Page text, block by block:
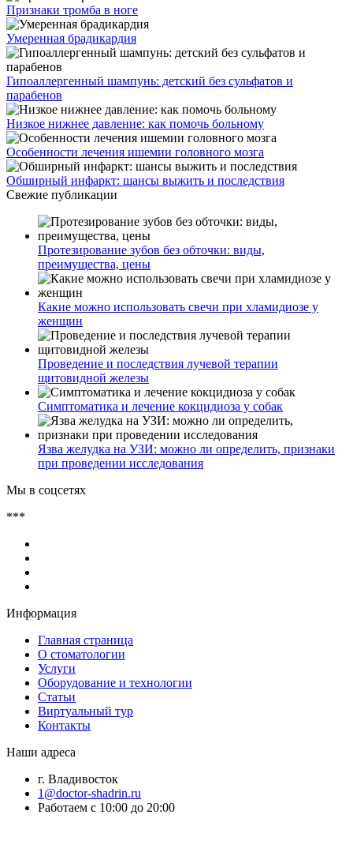
Признаки тромба в ноге
Умеренная брадикардия
Гипоаллергенный шампунь: детский без сульфатов и
парабенов
Низкое нижнее давление: как помочь больному
Особенности лечения ишемии головного мозга
Обширный инфаркт: шансы выжить и последствия
Свежие публикации
Протезирование зубов без обточки: виды,
преимущества, цены
Какие можно использовать свечи при хламидиозе у
женщин
Проведение и последствия лучевой терапии
щитовидной железы
Симптоматика и лечение кокцидиоза у собак
Язва желудка на УЗИ: можно ли определить, признаки
при проведении исследования
Мы в соцсетях
***
Информация
Главная страница
О стоматологии
Услуги
Оборудование и технологии
Статьи
Виртуальный тур
Контакты
Наши адреса
г. Владивосток
1@doctor-shadrin.ru
Работаем с 10:00 до 20:00